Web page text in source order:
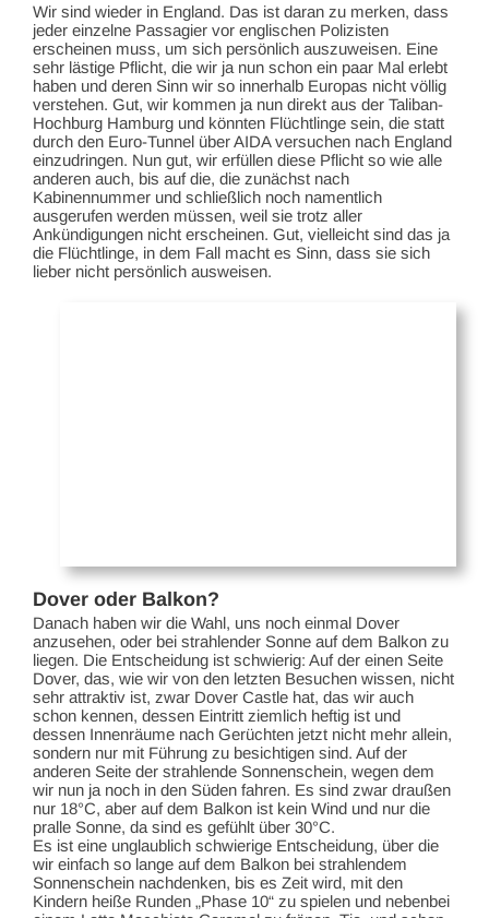
Wir sind wieder in England. Das ist daran zu merken, dass
jeder einzelne Passagier vor englischen Polizisten
erscheinen muss, um sich persönlich auszuweisen. Eine
sehr lästige Pflicht, die wir ja nun schon ein paar Mal erlebt
haben und deren Sinn wir so innerhalb Europas nicht völlig
verstehen. Gut, wir kommen ja nun direkt aus der Taliban-
Hochburg Hamburg und könnten Flüchtlinge sein, die statt
durch den Euro-Tunnel über AIDA versuchen nach England
einzudringen. Nun gut, wir erfüllen diese Pflicht so wie alle
anderen auch, bis auf die, die zunächst nach
Kabinennummer und schließlich noch namentlich
ausgerufen werden müssen, weil sie trotz aller
Ankündigungen nicht erscheinen. Gut, vielleicht sind das ja
die Flüchtlinge, in dem Fall macht es Sinn, dass sie sich
lieber nicht persönlich ausweisen.
Dover oder Balkon?
Danach haben wir die Wahl, uns noch einmal Dover
anzusehen, oder bei strahlender Sonne auf dem Balkon zu
liegen. Die Entscheidung ist schwierig: Auf der einen Seite
Dover, das, wie wir von den letzten Besuchen wissen, nicht
sehr attraktiv ist, zwar Dover Castle hat, das wir auch
schon kennen, dessen Eintritt ziemlich heftig ist und
dessen Innenräume nach Gerüchten jetzt nicht mehr allein,
sondern nur mit Führung zu besichtigen sind. Auf der
anderen Seite der strahlende Sonnenschein, wegen dem
wir nun ja noch in den Süden fahren. Es sind zwar draußen
nur 18°C, aber auf dem Balkon ist kein Wind und nur die
pralle Sonne, da sind es gefühlt über 30°C.
Es ist eine unglaublich schwierige Entscheidung, über die
wir einfach so lange auf dem Balkon bei strahlendem
Sonnenschein nachdenken, bis es Zeit wird, mit den
Kindern heiße Runden „Phase 10“ zu spielen und nebenbei